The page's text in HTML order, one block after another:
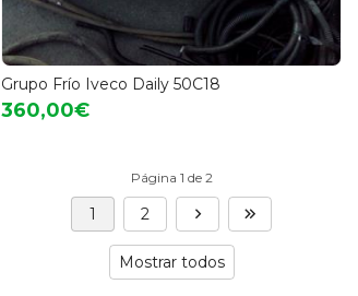
Grupo Frío Iveco Daily 50C18
360,00€
Página 1 de 2
1 2
Mostrar todos